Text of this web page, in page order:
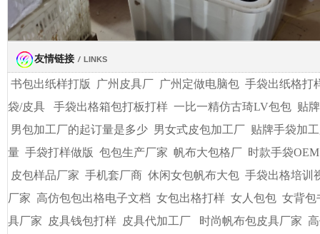
友情链接 / LINKS
书包出纸样打版 广州皮具厂 广州定做电脑包 手袋出纸格打
袋/皮具
手袋出格箱包打板打样 一比一精仿古琦LV包包 贴
男包加工厂的起订量是多少 男女式皮包加工厂 贴牌手袋加
量 手袋打样做版 包包生产厂家 帆布大包格厂 时款手袋OEM
皮包样品厂家 手机套厂商 休闲女包帆布大包 手袋出格培训
厂家 高仿包包出格电子文档 女包出格打样 女人包包 女背包
具厂家
皮具钱包打样 皮具代加工厂 时尚帆布包皮具厂家